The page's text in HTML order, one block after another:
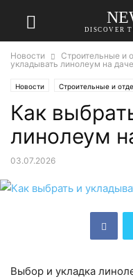
DISCOVER
Новости Строительные и
укладывать линолеум на даче
Новости Строительные и
Как
линолеум
03.07.2026
Выбор и укладка